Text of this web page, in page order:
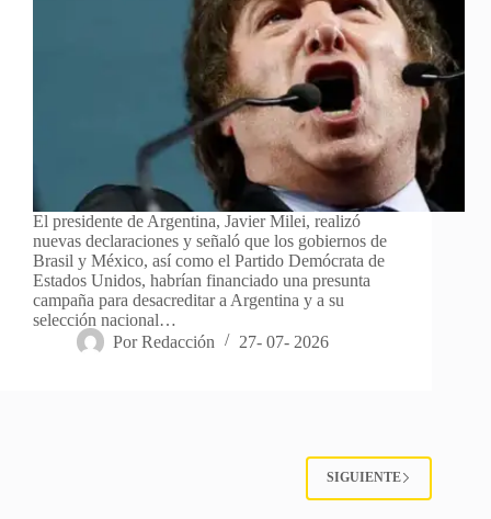
El presidente de Argentina, Javier Milei, realizó
nuevas declaraciones y señaló que los gobiernos de
Brasil y México, así como el Partido Demócrata de
Estados Unidos, habrían financiado una presunta
campaña para desacreditar a Argentina y a su
selección nacional…
Por Redacción 27- 07- 2026
SIGUIENTE